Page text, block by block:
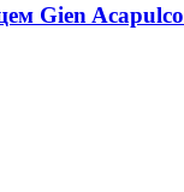
Gien Acapulco